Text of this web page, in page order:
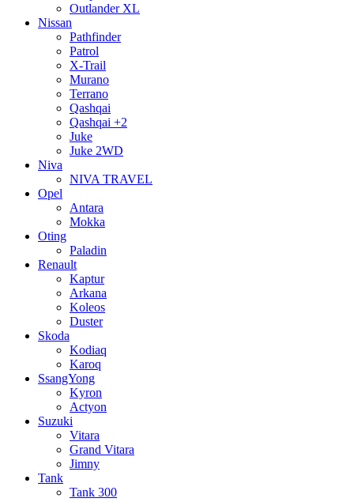
Outlander XL
Nissan
Pathfinder
Patrol
X-Trail
Murano
Terrano
Qashqai
Qashqai +2
Juke
Juke 2WD
Niva
NIVA TRAVEL
Opel
Antara
Mokka
Oting
Paladin
Renault
Kaptur
Arkana
Koleos
Duster
Skoda
Kodiaq
Karoq
SsangYong
Kyron
Actyon
Suzuki
Vitara
Grand Vitara
Jimny
Tank
Tank 300